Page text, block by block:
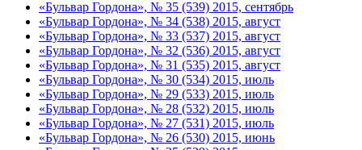
«Бульвар Гордона», № 35 (539) 2015, сентябрь
«Бульвар Гордона», № 34 (538) 2015, август
«Бульвар Гордона», № 33 (537) 2015, август
«Бульвар Гордона», № 32 (536) 2015, август
«Бульвар Гордона», № 31 (535) 2015, август
«Бульвар Гордона», № 30 (534) 2015, июль
«Бульвар Гордона», № 29 (533) 2015, июль
«Бульвар Гордона», № 28 (532) 2015, июль
«Бульвар Гордона», № 27 (531) 2015, июль
«Бульвар Гордона», № 26 (530) 2015, июнь